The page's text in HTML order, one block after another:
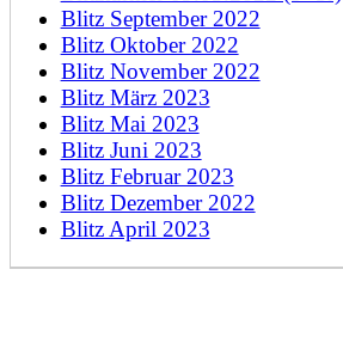
Blitz September 2022
Blitz Oktober 2022
Blitz November 2022
Blitz März 2023
Blitz Mai 2023
Blitz Juni 2023
Blitz Februar 2023
Blitz Dezember 2022
Blitz April 2023